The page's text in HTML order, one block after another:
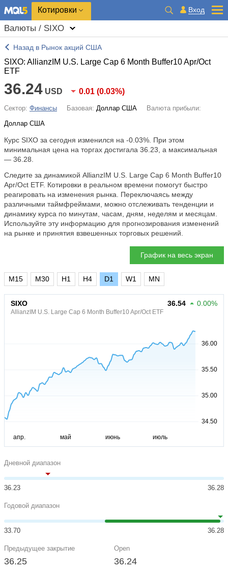
Котировки Вход
Валюты / SIXO
Назад в Рынок акций США
SIXO: AllianzIM U.S. Large Cap 6 Month Buffer10 Apr/Oct
ETF
36.24 USD 0.01 (0.03%)
Сектор: Финансы Базовая: Доллар США
Валюта прибыли:
Доллар США
Курс SIXO за сегодня изменился на -0.03% . При этом
минимальная цена на торгах достигала 36.23, а максимальная
— 36.28.
Следите за динамикой AllianzIM U.S. Large Cap 6 Month Buffer10
Apr/Oct ETF. Котировки в реальном времени помогут быстро
реагировать на изменения рынка. Переключаясь между
различными таймфреймами, можно отслеживать тенденции и
динамику курса по минутам, часам, дням, неделям и месяцам.
Используйте эту информацию для прогнозирования изменений
на рынке и принятия взвешенных торговых решений.
График на весь экран
M15 M30 H1 H4 D1 W1 MN
SIXO
AllianzIM U.S. Large Cap 6 Month Buffer10 Apr/Oct ETF
36.54 0.00%
Дневной диапазон
36.23 36.28
Годовой диапазон
33.70 36.28
Предыдущее закрытие
36.25
Open
36.24